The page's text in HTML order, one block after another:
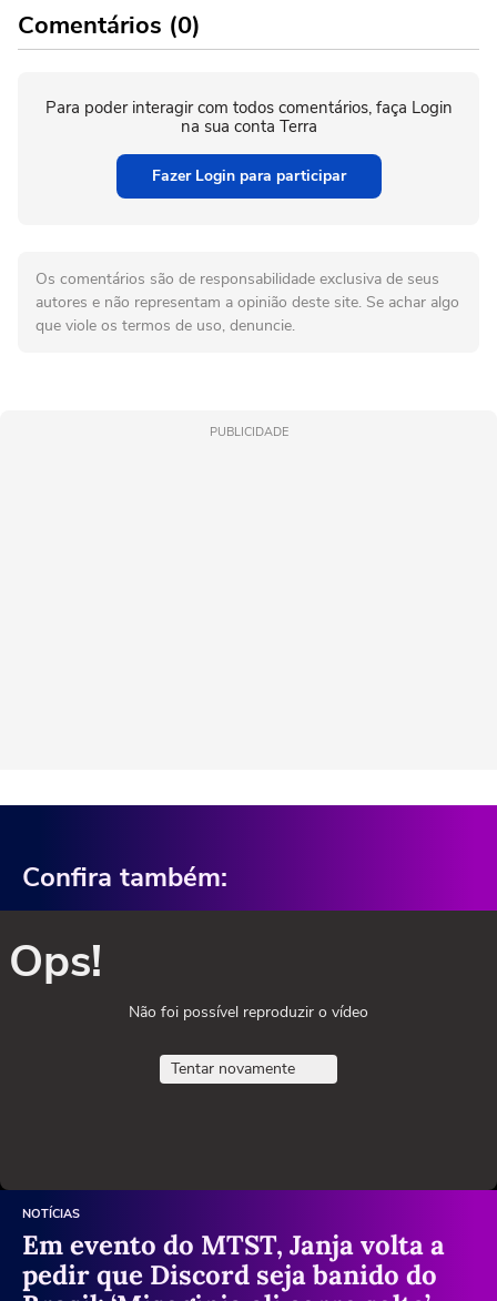
Comentários (0)
Para poder interagir com todos comentários, faça Login
na sua conta Terra
Fazer Login para participar
Os comentários são de responsabilidade exclusiva de seus
autores e não representam a opinião deste site. Se achar algo
que viole os termos de uso, denuncie.
PUBLICIDADE
Confira também:
Ops!
Não foi possível reproduzir o vídeo
Tentar novamente
NOTÍCIAS
Em evento do MTST, Janja volta a
pedir que Discord seja banido do